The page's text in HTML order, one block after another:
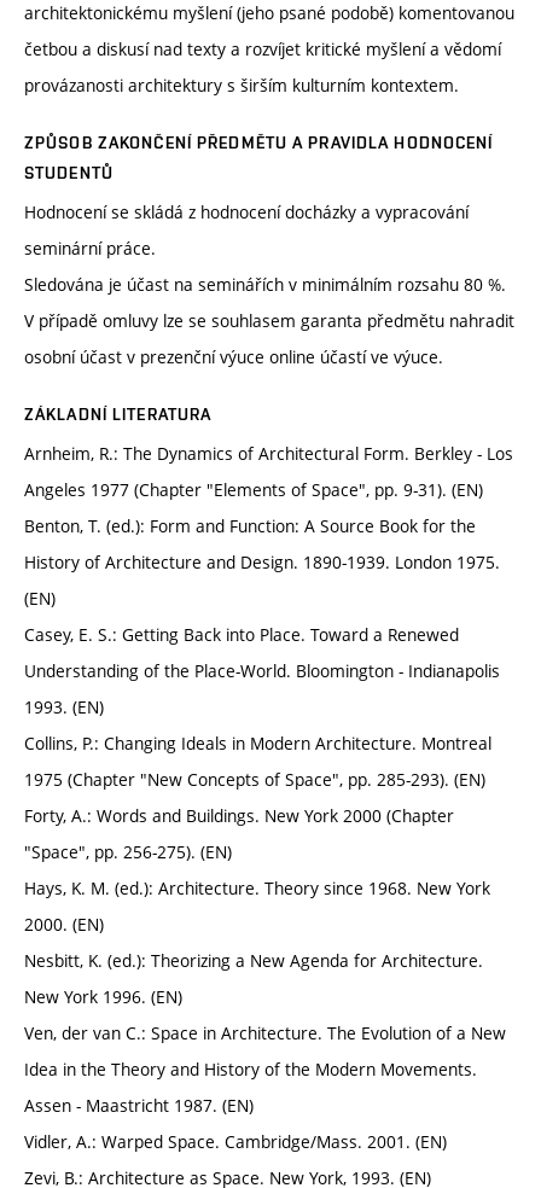
architektonickému myšlení (jeho psané podobě) komentovanou
četbou a diskusí nad texty a rozvíjet kritické myšlení a vědomí
provázanosti architektury s širším kulturním kontextem.
ZPŮSOB ZAKONČENÍ PŘEDMĚTU A PRAVIDLA HODNOCENÍ
STUDENTŮ
Hodnocení se skládá z hodnocení docházky a vypracování
seminární práce.
Sledována je účast na seminářích v minimálním rozsahu 80 %.
V případě omluvy lze se souhlasem garanta předmětu nahradit
osobní účast v prezenční výuce online účastí ve výuce.
ZÁKLADNÍ LITERATURA
Arnheim, R.: The Dynamics of Architectural Form. Berkley - Los
Angeles 1977 (Chapter "Elements of Space", pp. 9-31). (EN)
Benton, T. (ed.): Form and Function: A Source Book for the
History of Architecture and Design. 1890-1939. London 1975.
(EN)
Casey, E. S.: Getting Back into Place. Toward a Renewed
Understanding of the Place-World. Bloomington - Indianapolis
1993. (EN)
Collins, P.: Changing Ideals in Modern Architecture. Montreal
1975 (Chapter "New Concepts of Space", pp. 285-293). (EN)
Forty, A.: Words and Buildings. New York 2000 (Chapter
"Space", pp. 256-275). (EN)
Hays, K. M. (ed.): Architecture. Theory since 1968. New York
2000. (EN)
Nesbitt, K. (ed.): Theorizing a New Agenda for Architecture.
New York 1996. (EN)
Ven, der van C.: Space in Architecture. The Evolution of a New
Idea in the Theory and History of the Modern Movements.
Assen - Maastricht 1987. (EN)
Vidler, A.: Warped Space. Cambridge/Mass. 2001. (EN)
Zevi, B.: Architecture as Space. New York, 1993. (EN)